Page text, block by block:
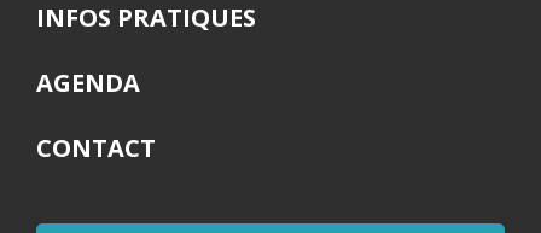
INFOS PRATIQUES
AGENDA
CONTACT